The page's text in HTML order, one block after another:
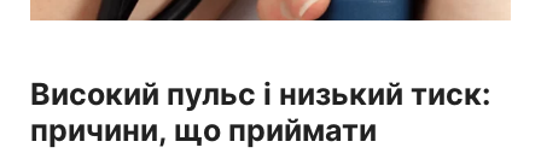
Високий пульс і низький тиск:
причини, що приймати